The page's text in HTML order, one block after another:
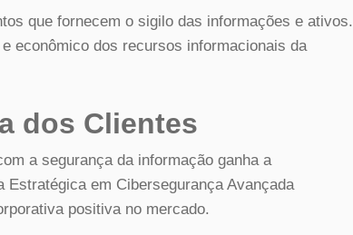
que fornecem o sigilo das informações e ativos.
econômico dos recursos informacionais da
dos Clientes
a segurança da informação ganha a
em Cibersegurança Avançada
positiva no mercado.